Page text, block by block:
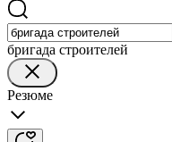
бригада строителей
Резюме